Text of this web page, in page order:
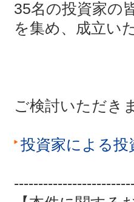
35名の投資家の
を集め、成立い
ご検討いただき
投資家による